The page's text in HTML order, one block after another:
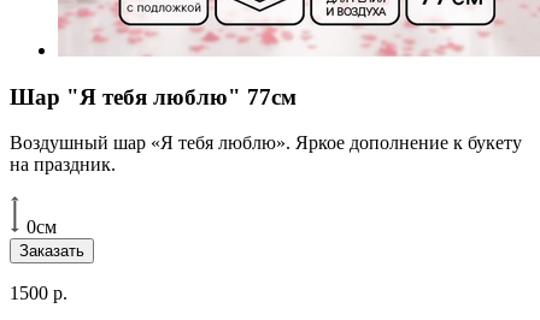
Шар "Я тебя люблю" 77см
Воздушный шар «Я тебя люблю». Яркое дополнение к букету
на праздник.
0см
Заказать
1500 р.